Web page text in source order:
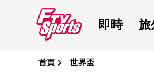
即時 旅
首頁 世界盃